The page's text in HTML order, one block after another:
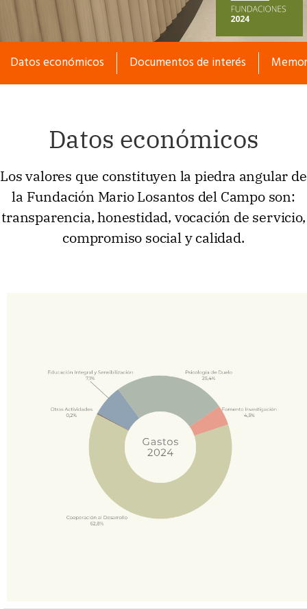
Datos económicos Separador
Documentos de interés Separador
Datos económicos
Los valores que constituyen la piedra angular de
la Fundación Mario Losantos del Campo son:
transparencia, honestidad, vocación de servicio,
compromiso social y calidad.